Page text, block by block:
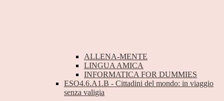
ALLENA-MENTE
LINGUA AMICA
INFORMATICA FOR DUMMIES
ESO4.6.A1.B - Cittadini del mondo: in viaggio
senza valigia